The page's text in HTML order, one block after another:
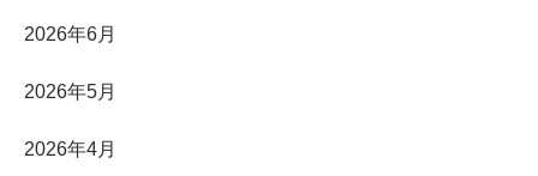
2026年6月
2026年5月
2026年4月